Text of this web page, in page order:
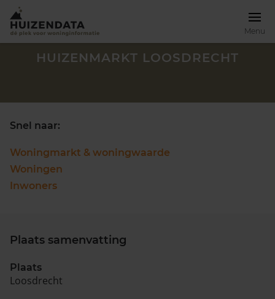
Menu
Zoek een woning
HUIZENMARKT LOOSDRECHT
Snel naar:
Woningmarkt & woningwaarde
Woningen
Inwoners
Plaats samenvatting
Plaats
Loosdrecht